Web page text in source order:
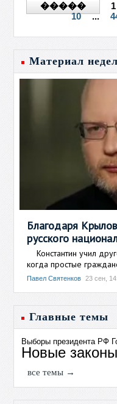
����� 1
10
...
Материал
Благодаря
русского
Константин учил
когда простые
Павел Святенков 23 сен,
Главные темы
Выборы президента РФ
Новые законы
все темы →